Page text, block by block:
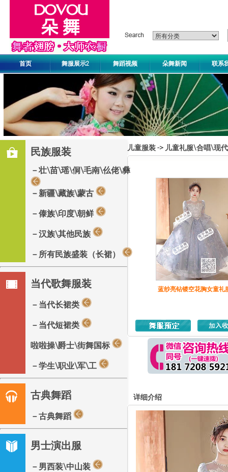
首页 舞服展示2 舞蹈视频 朵舞新闻 联系
民族服装
－壮\苗\瑶\侗\毛南\仫佬\彝
－新疆\藏族\蒙古
－傣族\印度\朝鲜
－汉族\其他民族
－所有民族盛装（长裙）
当代歌舞服装
－当代长裙类
－当代短裙类
啦啦操\爵士\街舞国标
－学生\职业\军\工
古典舞蹈
－古典舞蹈
男士演出服
－男西装\中山装
儿童服装-> 儿童礼服\合唱\现
蓝纱亮钻镂空花胸女童礼
详细介绍